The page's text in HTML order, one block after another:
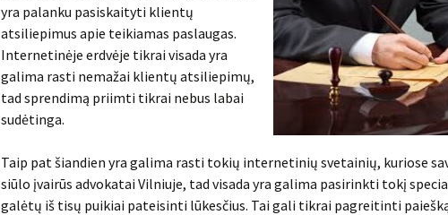
yra palanku pasiskaityti klientų
atsiliepimus apie teikiamas paslaugas.
Internetinėje erdvėje tikrai visada yra
galima rasti nemažai klientų atsiliepimų,
tad sprendimą priimti tikrai nebus labai
sudėtinga.
Taip pat šiandien yra galima rasti tokių internetinių svetainių, kuriose
siūlo įvairūs advokatai Vilniuje, tad visada yra galima pasirinkti tokį
galėtų iš tisų puikiai pateisinti lūkesčius. Tai gali tikrai pagreitinti